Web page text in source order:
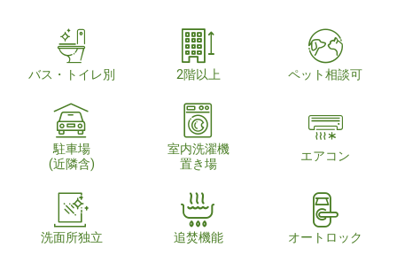
バス・トイレ別 2階以上 ペット相談可
駐車場
(近隣含)
室内洗濯機
置き場
エアコン
洗面所独立 追焚機能 オートロック